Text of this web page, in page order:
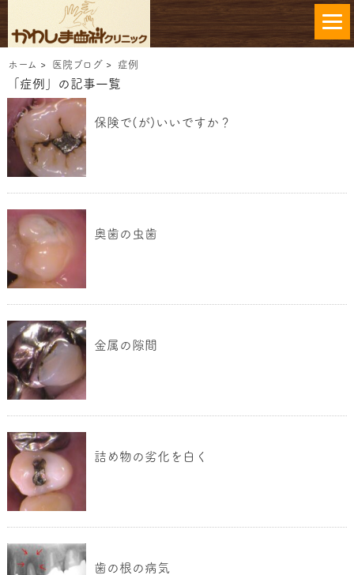
ホーム > 医院ブログ > 症例
「症例」の記事一覧
保険で(が)いいですか？
奥歯の虫歯
金属の隙間
詰め物の劣化を白く
歯の根の病気